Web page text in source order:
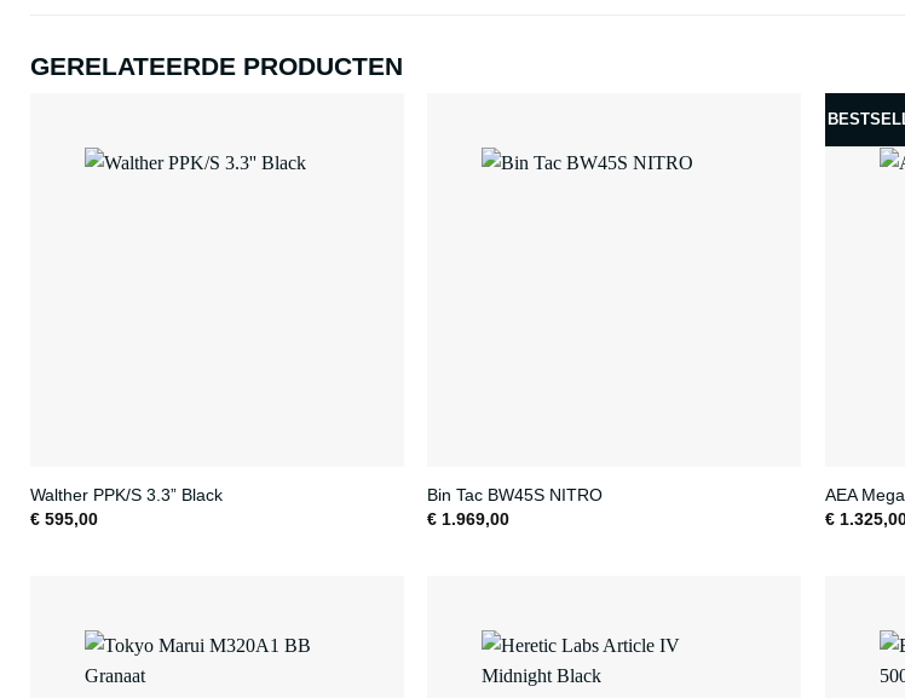
GERELATEERDE PRODUCTEN
Walther PPK/S 3.3” Black
€595,00
Bin Tac BW45S NITRO
€ 1.969,00
AEA
€